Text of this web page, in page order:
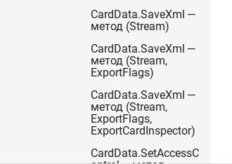
CardData.SaveXml —
метод (Stream)
CardData.SaveXml —
метод (Stream,
ExportFlags)
CardData.SaveXml —
метод (Stream,
ExportFlags,
ExportCardInspector)
CardData.SetAccessC